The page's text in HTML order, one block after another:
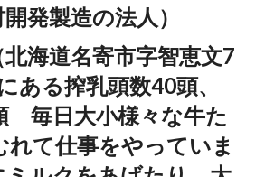
発製造の法人）
北海道名寄市字智恵文7
ある搾乳頭数40頭、
毎日大小様々な牛た
れて仕事をやっていま